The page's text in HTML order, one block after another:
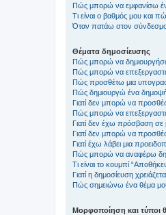
Πώς μπορώ να εμφανίσω
Τι είναι ο βαθμός μου και
Όταν πατάω στον σύνδεσμο
Θέματα δημοσίευσης
Πώς μπορώ να
Πώς μπορώ να
Πώς προσθέτω μια
Πώς δημιουργώ ένα
Γιατί δεν μπορώ να
Πώς μπορώ να
Γιατί δεν έχω πρόσβαση σε
Γιατί δεν μπορώ να
Γιατί έχω λάβει μια
Πώς μπορώ να αναφέρω
Τι είναι το κουμπί
Γιατί η δημοσίευση
Πώς σημειώνω ένα θέμα
Μορφοποίηση και τύποι